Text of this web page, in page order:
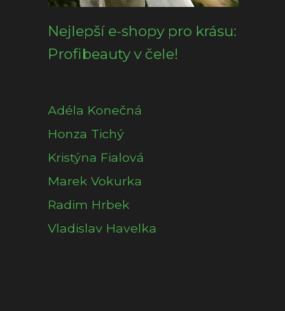
Nejlepší e-shopy pro krásu:
Profibeauty v čele!
Adéla Konečná
Honza Tichý
Kristýna Fialová
Marek Vokurka
Radim Hrbek
Vladislav Havelka